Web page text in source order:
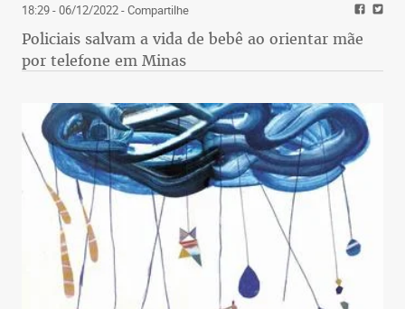
18:29 - 06/12/2022- Compartilhe
Policiais salvam a vida de bebê ao orientar mãe
por telefone em Minas